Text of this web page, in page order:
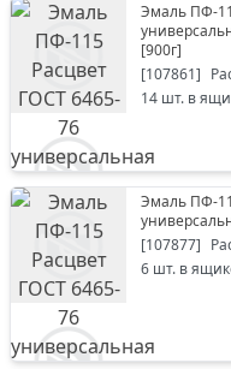
Эмаль ПФ-
[900г]
[107861]
14 шт. в
Эмаль ПФ-
[107877]
6 шт. в